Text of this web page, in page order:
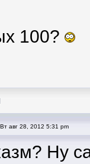
100?
Вт авг 28, 2012 5:31 pm
Ну